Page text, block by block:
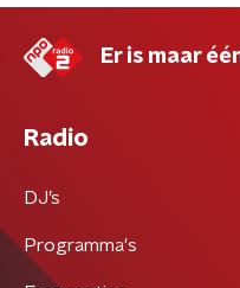
Er is maar
Radio
DJ’s
Programma's